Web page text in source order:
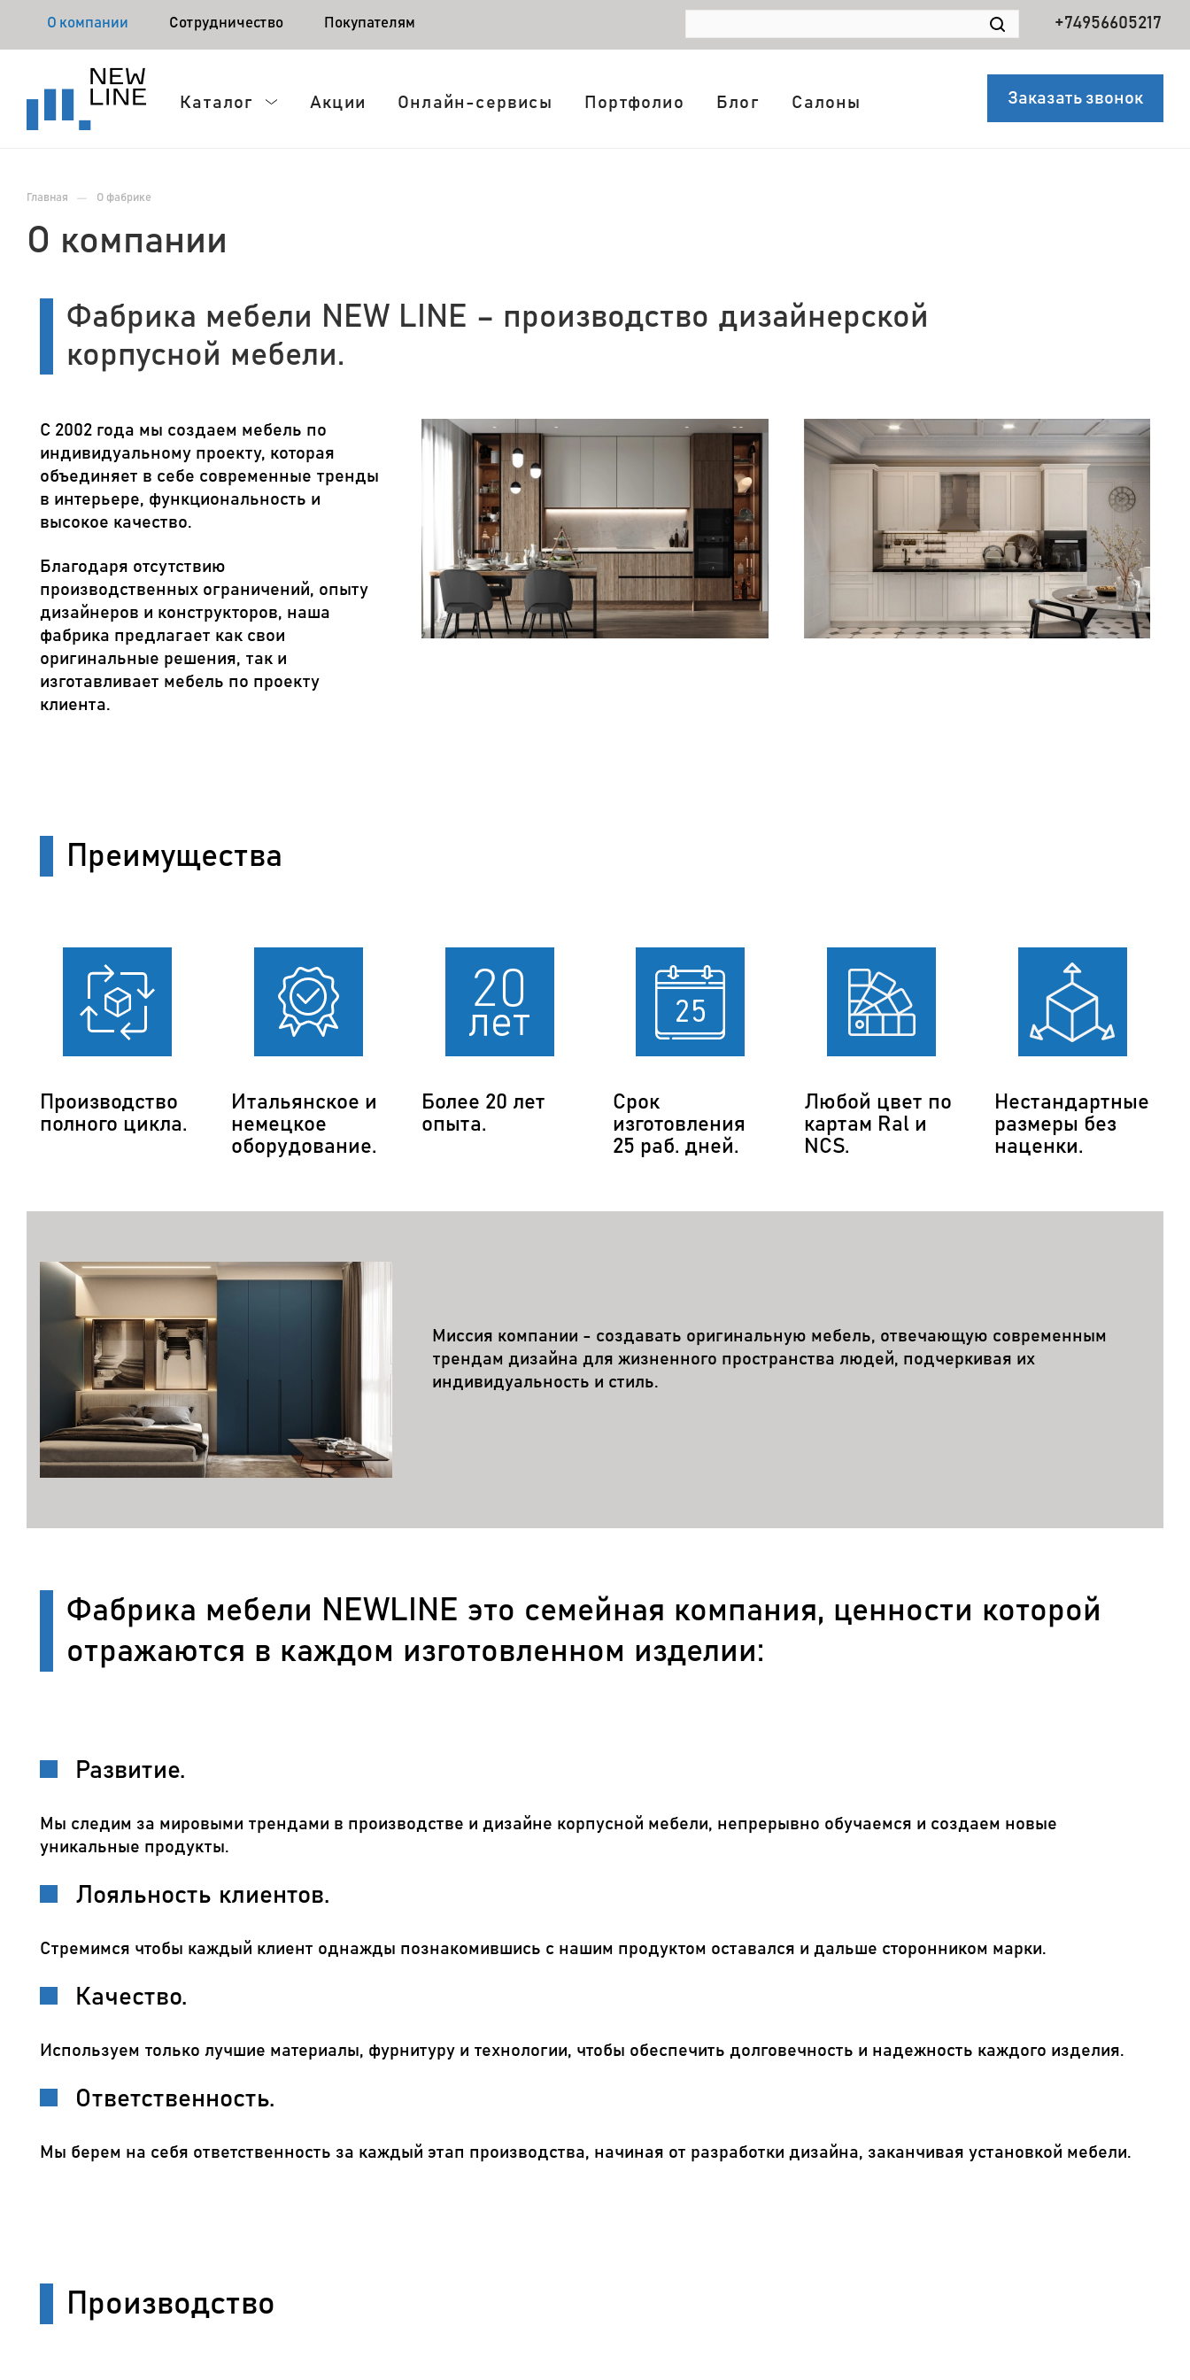
О компании Сотрудничество Покупателям +74956605217
Каталог Акции Онлайн-сервисы Портфолио Блог Салоны Заказать звонок
Главная — О фабрике
О компании
Фабрика мебели NEW LINE – производство дизайнерской
корпусной мебели.
С 2002 года мы создаем мебель по
индивидуальному проекту, которая
объединяет в себе современные тренды
в интерьере, функциональность и
высокое качество.
Благодаря отсутствию
производственных ограничений, опыту
дизайнеров и конструкторов, наша
фабрика предлагает как свои
оригинальные решения, так и
изготавливает мебель по проекту
клиента.
Преимущества
Производство
полного цикла.
Итальянское и
немецкое
оборудование.
Более 20 лет
опыта.
Срок
изготовления
25 раб. дней.
Любой цвет по
картам Ral и
NCS.
Нестандартные
размеры без
наценки.
Миссия компании - создавать оригинальную мебель, отвечающую современным
трендам дизайна для жизненного пространства людей, подчеркивая их
индивидуальность и стиль.
Фабрика мебели NEWLINE это семейная компания, ценности которой
отражаются в каждом изготовленном изделии:
Развитие.
Мы следим за мировыми трендами в производстве и дизайне корпусной мебели, непрерывно обучаемся и создаем новые
уникальные продукты.
Лояльность клиентов.
Стремимся чтобы каждый клиент однажды познакомившись с нашим продуктом оставался и дальше сторонником марки.
Качество.
Используем только лучшие материалы, фурнитуру и технологии, чтобы обеспечить долговечность и надежность каждого изделия.
Ответственность.
Мы берем на себя ответственность за каждый этап производства, начиная от разработки дизайна, заканчивая установкой мебели.
Производство